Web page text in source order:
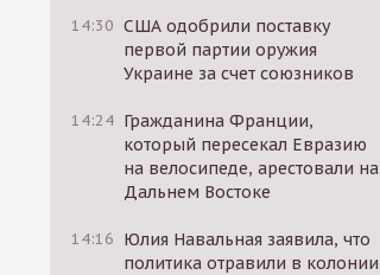
14:30 США одобрили поставку
первой партии оружия
Украине за счет союзников
14:24 Гражданина Франции,
который пересекал Евразию
на велосипеде, арестовали на
Дальнем Востоке
14:16 Юлия Навальная заявила, что
политика отравили в колонии